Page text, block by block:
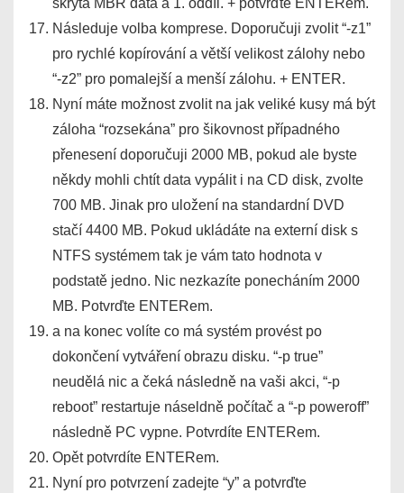
skrytá MBR data a 1. oddíl. + potvrďte ENTERem.
Následuje volba komprese. Doporučuji zvolit “-z1”
pro rychlé kopírování a větší velikost zálohy nebo
“-z2” pro pomalejší a menší zálohu. + ENTER.
Nyní máte možnost zvolit na jak veliké kusy má být
záloha “rozsekána” pro šikovnost případného
přenesení doporučuji 2000 MB, pokud ale byste
někdy mohli chtít data vypálit i na CD disk, zvolte
700 MB. Jinak pro uložení na standardní DVD
stačí 4400 MB. Pokud ukládáte na externí disk s
NTFS systémem tak je vám tato hodnota v
podstatě jedno. Nic nezkazíte ponecháním 2000
MB. Potvrďte ENTERem.
a na konec volíte co má systém provést po
dokončení vytváření obrazu disku. “-p true”
neudělá nic a čeká následně na vaši akci, “-p
reboot” restartuje náseldně počítač a “-p poweroff”
následně PC vypne. Potvrdíte ENTERem.
Opět potvrdíte ENTERem.
Nyní pro potvrzení zadejte “y” a potvrďte